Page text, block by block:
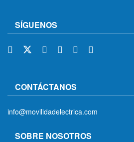
SÍGUENOS
CONTÁCTANOS
info@movilidadelectrica.com
SOBRE NOSOTROS